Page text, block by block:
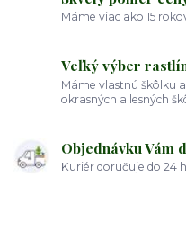
Máme viac ako 15
Veľký výber
Máme vlastnú škôlku
okrasných a lesných
Objednávku Vám
Kuriér doručuje do 24